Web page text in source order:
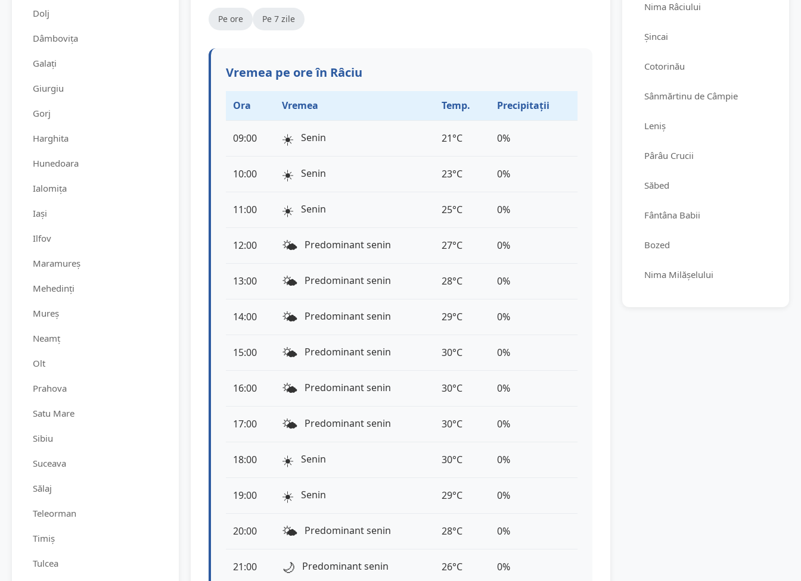
Dolj
Dâmbovița
Galați
Giurgiu
Gorj
Harghita
Hunedoara
Ialomița
Iași
Ilfov
Maramureș
Mehedinți
Mureș
Neamț
Olt
Prahova
Satu Mare
Sibiu
Suceava
Sălaj
Teleorman
Timiș
Tulcea
Pe ore Pe 7 zile
Vremea pe ore în Râciu
Ora Vremea Temp. Precipitații
09:00 ☀️ Senin 21°C 0%
10:00 ☀️ Senin 23°C 0%
11:00 ☀️ Senin 25°C 0%
12:00 🌤️ Predominant senin 27°C 0%
13:00 🌤️ Predominant senin 28°C 0%
14:00 🌤️ Predominant senin 29°C 0%
15:00 🌤️ Predominant senin 30°C 0%
16:00 🌤️ Predominant senin 30°C 0%
17:00 🌤️ Predominant senin 30°C 0%
18:00 ☀️ Senin 30°C 0%
19:00 ☀️ Senin 29°C 0%
20:00 🌤️ Predominant senin 28°C 0%
21:00 🌙 Predominant senin 26°C 0%
Nima Râciului
Șincai
Cotorinău
Sânmărtinu de Câmpie
Leniș
Pârâu Crucii
Săbed
Fântâna Babii
Bozed
Nima Milășelului